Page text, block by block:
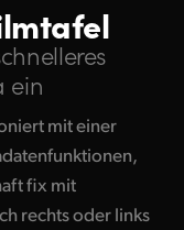
ein
mit einer
fix mit
rechts oder links